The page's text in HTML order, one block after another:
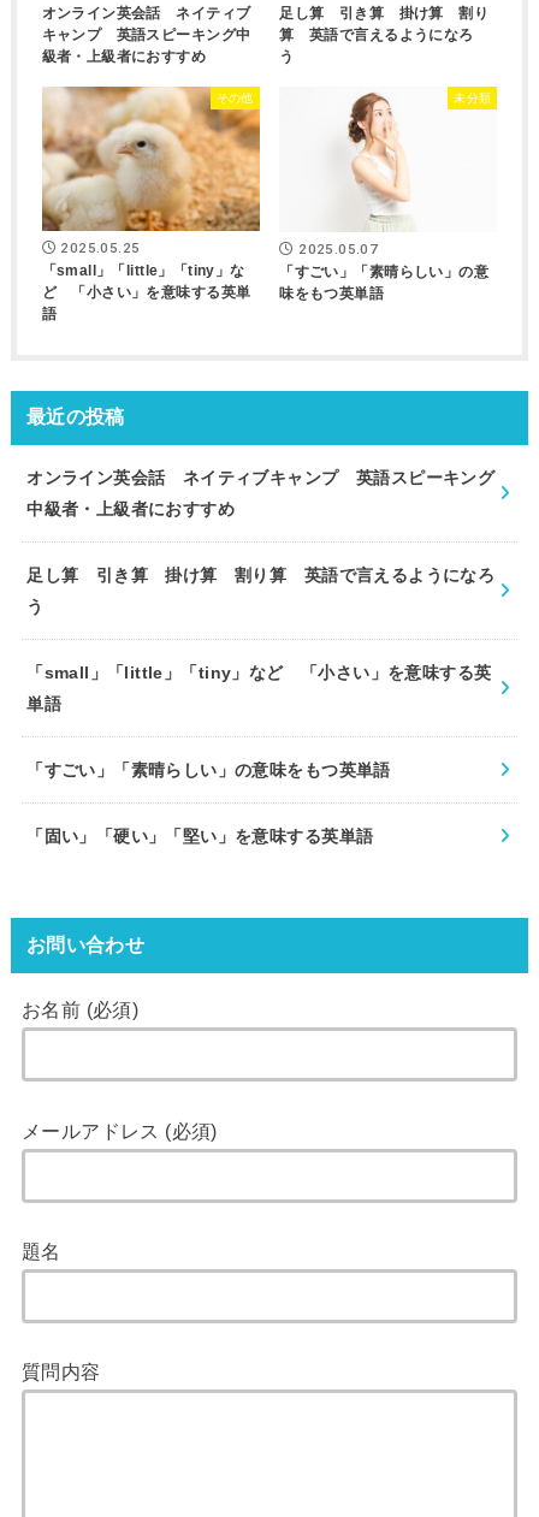
オンライン英会話 ネイティブ
キャンプ 英語スピーキング中
級者・上級者におすすめ
足し算 引き算 掛け算 割り
算 英語で言えるようになろ
う
その他
2025.05.25
「small」「little」「tiny」な
ど 「小さい」を意味する英単
語
未分類
2025.05.07
「すごい」「素晴らしい」の意
味をもつ英単語
最近の投稿
オンライン英会話 ネイティブキャンプ 英語スピーキング
中級者・上級者におすすめ
足し算 引き算 掛け算 割り算 英語で言えるようになろ
う
「small」「little」「tiny」など 「小さい」を意味する英
単語
「すごい」「素晴らしい」の意味をもつ英単語
「固い」「硬い」「堅い」を意味する英単語
お問い合わせ
お名前 (必須)
メールアドレス (必須)
題名
質問内容